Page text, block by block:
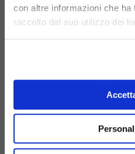
con altre informazioni che ha
raccolto dal suo utilizzo dei
Materiali